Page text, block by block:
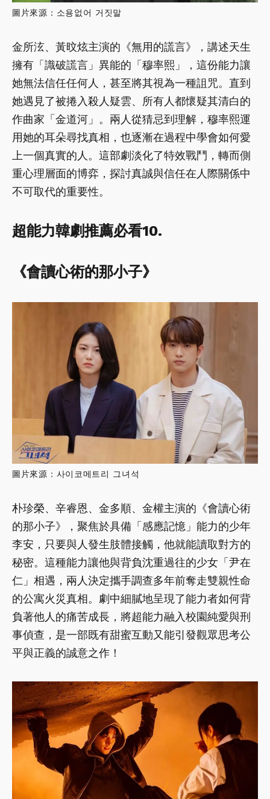
圖片來源：소용없어 거짓말
金所泫、黃旼炫主演的《無用的謊言》，講述天生
擁有「識破謊言」異能的「穆率熙」，這份能力讓
她無法信任任何人，甚至將其視為一種詛咒。直到
她遇見了被捲入殺人疑雲、所有人都懷疑其清白的
作曲家「金道河」。兩人從猜忌到理解，穆率熙運
用她的耳朵尋找真相，也逐漸在過程中學會如何愛
上一個真實的人。這部劇淡化了特效戰鬥，轉而側
重心理層面的博弈，探討真誠與信任在人際關係中
不可取代的重要性。
超能力韓劇推薦必看10.
《會讀心術的那小子》
圖片來源：사이코메트리 그녀석
朴珍榮、辛睿恩、金多順、金權主演的《會讀心術
的那小子》，聚焦於具備「感應記憶」能力的少年
李安，只要與人發生肢體接觸，他就能讀取對方的
秘密。這種能力讓他與背負沈重過往的少女「尹在
仁」相遇，兩人決定攜手調查多年前奪走雙親性命
的公寓火災真相。劇中細膩地呈現了能力者如何背
負著他人的痛苦成長，將超能力融入校園純愛與刑
事偵查，是一部既有甜蜜互動又能引發觀眾思考公
平與正義的誠意之作！